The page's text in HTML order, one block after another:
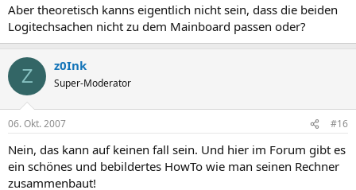
Aber theoretisch kanns eigentlich nicht sein, dass die beiden
Logitechsachen nicht zu dem Mainboard passen oder?
Z z0Ink
Super-Moderator
06. Okt. 2007 #16
Nein, das kann auf keinen fall sein. Und hier im Forum gibt es
ein schönes und bebildertes HowTo wie man seinen Rechner
zusammenbaut!